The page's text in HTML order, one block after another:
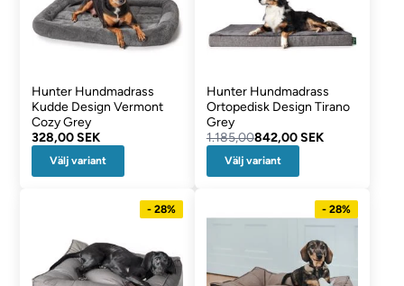
Hunter Hundmadrass
Kudde Design Vermont
Cozy Grey
328,00 SEK
Välj variant
Hunter Hundmadrass
Ortopedisk Design Tirano
Grey
1.185,00842,00 SEK
Välj variant
- 28% - 28%